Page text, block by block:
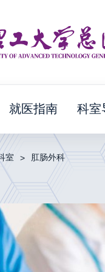
就医指南 科室
室 > 肛肠外科